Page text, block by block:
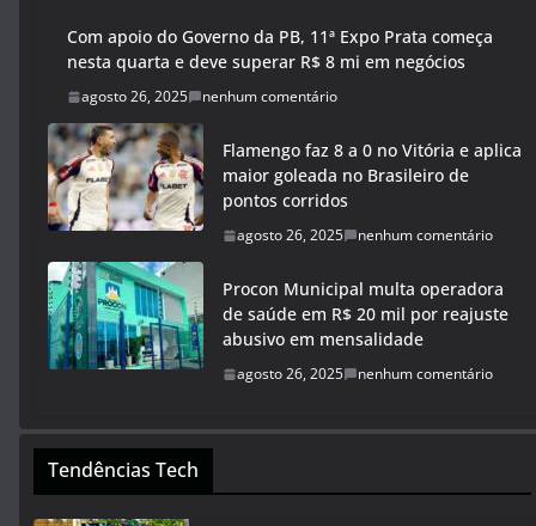
Com apoio do Governo da PB, 11ª Expo Prata começa
nesta quarta e deve superar R$ 8 mi em negócios
agosto 26, 2025 nenhum comentário
Flamengo faz 8 a 0 no Vitória e aplica
maior goleada no Brasileiro de
pontos corridos
agosto 26, 2025 nenhum comentário
Procon Municipal multa operadora
de saúde em R$ 20 mil por reajuste
abusivo em mensalidade
agosto 26, 2025 nenhum comentário
Tendências Tech